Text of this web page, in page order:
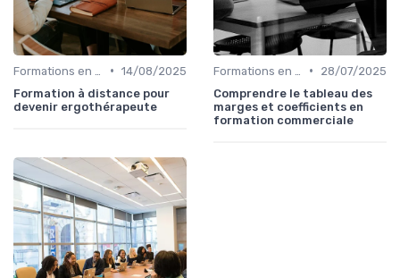
• 14/08/2025
Formation à distance pour
devenir ergothérapeute
•
28/07/2025
Comprendre le tableau des
marges et coefficients en
formation commerciale